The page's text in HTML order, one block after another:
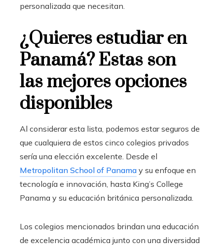
personalizada que necesitan.
¿Quieres estudiar en
Panamá? Estas son
las mejores opciones
disponibles
Al considerar esta lista, podemos estar seguros de
que cualquiera de estos cinco colegios privados
sería una elección excelente. Desde el
Metropolitan School of Panama y su enfoque en
tecnología e innovación, hasta King’s College
Panama y su educación británica personalizada.
Los colegios mencionados brindan una educación
de excelencia académica junto con una diversidad